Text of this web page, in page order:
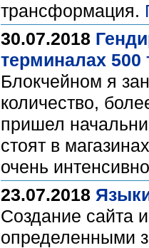
трансформация.
30.07.2018
терминалах
Блокчейном я
количество,
пришел
стоят в
очень
23.07.2018
Создание сайта
определенными